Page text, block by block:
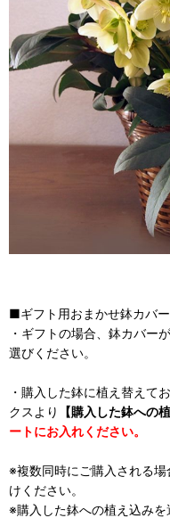
■ギフト用おまかせ鉢カバ
・ギフトの場合、鉢カバー
選びください。
・購入した鉢に植え替えて
クスより
【購入した鉢への
ートにお入れください。
※複数同時にご購入される
けください。
※購入した鉢への植え込み